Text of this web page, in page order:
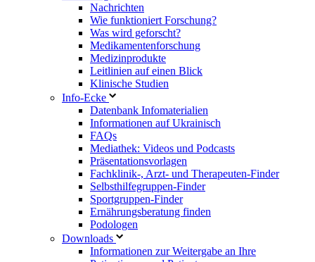
Nachrichten
Wie funktioniert Forschung?
Was wird geforscht?
Medikamentenforschung
Medizinprodukte
Leitlinien auf einen Blick
Klinische Studien
Info-Ecke
Datenbank Infomaterialien
Informationen auf Ukrainisch
FAQs
Mediathek: Videos und Podcasts
Präsentationsvorlagen
Fachklinik-, Arzt- und Therapeuten-Finder
Selbsthilfegruppen-Finder
Sportgruppen-Finder
Ernährungsberatung finden
Podologen
Downloads
Informationen zur Weitergabe an Ihre